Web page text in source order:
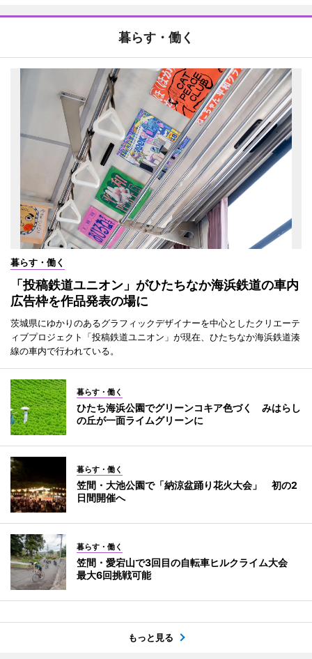
暮らす・働く
暮らす・働く
「投稿鉄道ユニオン」がひたちなか海浜鉄道の車内
広告枠を作品発表の場に
茨城県にゆかりのあるグラフィックデザイナーを中心としたクリエーテ
ィブプロジェクト「投稿鉄道ユニオン」が現在、ひたちなか海浜鉄道湊
線の車内で行われている。
暮らす・働く
ひたち海浜公園でグリーンコキア色づく みはらし
の丘が一面ライムグリーンに
暮らす・働く
笠間・大池公園で「納涼盆踊り花火大会」 初の2
日間開催へ
暮らす・働く
笠間・愛宕山で3回目の自転車ヒルクライム大会
最大6回挑戦可能
もっと見る